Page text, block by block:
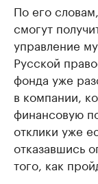
По его
смогут
управление
Русской
фонда уже
в компании,
финансовую
отклики уже
отказавшись
того, как